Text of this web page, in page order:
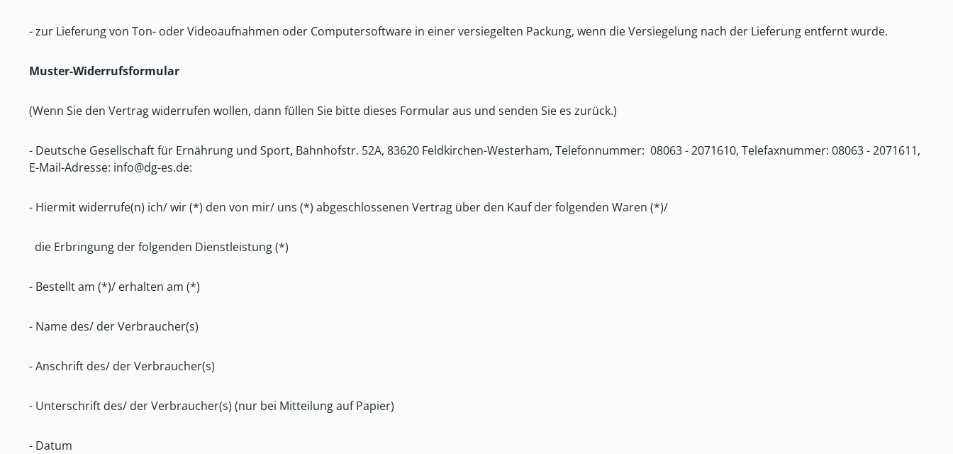
- zur Lieferung von Ton- oder Videoaufnahmen oder Computersoftware in einer versiegelten Packung, wenn die Versiegelung nach der Lieferung entfernt wurde.
Muster-Widerrufsformular
(Wenn Sie den Vertrag widerrufen wollen, dann füllen Sie bitte dieses Formular aus und senden Sie es zurück.)
- Deutsche Gesellschaft für Ernährung und Sport, Bahnhofstr. 52A, 83620 Feldkirchen-Westerham, Telefonnummer: 08063 - 2071610, Telefaxnummer: 08063 - 2071611,
E-Mail-Adresse: info@dg-es.de:
- Hiermit widerrufe(n) ich/ wir (*) den von mir/ uns (*) abgeschlossenen Vertrag über den Kauf der folgenden Waren (*)/
die Erbringung der folgenden Dienstleistung (*)
- Bestellt am (*)/ erhalten am (*)
- Name des/ der Verbraucher(s)
- Anschrift des/ der Verbraucher(s)
- Unterschrift des/ der Verbraucher(s) (nur bei Mitteilung auf Papier)
- Datum